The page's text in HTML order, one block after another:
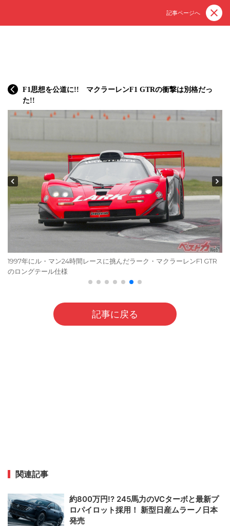
記事ページへ
F1思想を公道に!! マクラーレンF1 GTRの衝撃は別格だっ
た!!
1997年にル・マン24時間レースに挑んだラーク・マクラーレンF1 GTR
のロングテール仕様
記事に戻る
関連記事
約800万円!? 245馬力のVCターボと最新プ
ロパイロット採用！ 新型日産ムラーノ日本
発売